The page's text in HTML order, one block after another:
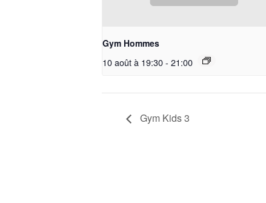
Gym Hommes
10 août à 19:30- 21:00
Gym Kids 3